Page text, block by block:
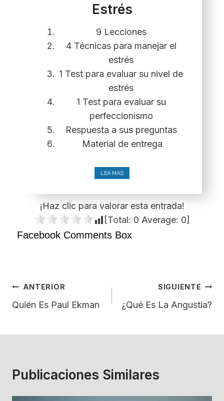
Estrés
9 Lecciones
4 Técnicas para manejar el
estrés
1 Test para evaluar su nivel de
estrés
1 Test para evaluar su
perfeccionismo
Respuesta a sus preguntas
Material de entrega
LEA MAS
¡Haz clic para valorar esta entrada!
[Total: 0 Average: 0]
Facebook Comments Box
Navegación
De
ANTERIOR
Quién Es Paul Ekman
SIGUIENTE
¿Qué Es La Angustia?
Publicaciones Similares